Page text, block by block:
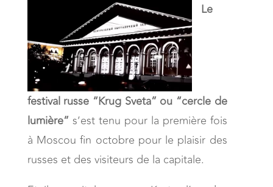
Le
festival russe “Krug Sveta” ou “cercle de
lumière”s’est tenu pour la première fois
à Moscou fin octobre pour le plaisir des
russes et des visiteurs de la capitale.